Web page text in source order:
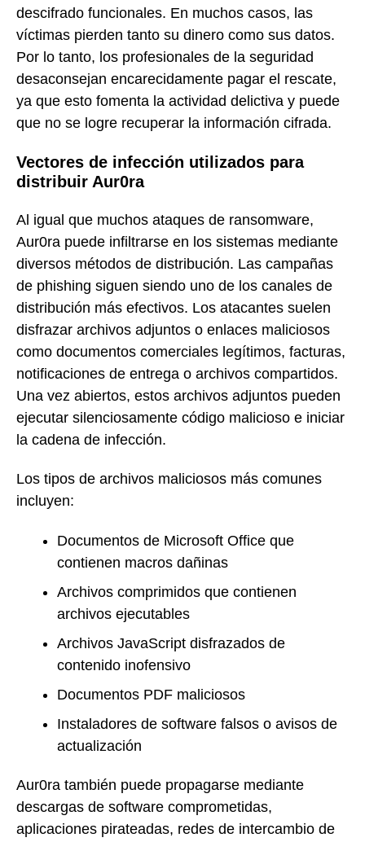
descifrado funcionales. En muchos casos, las
víctimas pierden tanto su dinero como sus datos.
Por lo tanto, los profesionales de la seguridad
desaconsejan encarecidamente pagar el rescate,
ya que esto fomenta la actividad delictiva y puede
que no se logre recuperar la información cifrada.
Vectores de infección utilizados para
distribuir Aur0ra
Al igual que muchos ataques de ransomware,
Aur0ra puede infiltrarse en los sistemas mediante
diversos métodos de distribución. Las campañas
de phishing siguen siendo uno de los canales de
distribución más efectivos. Los atacantes suelen
disfrazar archivos adjuntos o enlaces maliciosos
como documentos comerciales legítimos, facturas,
notificaciones de entrega o archivos compartidos.
Una vez abiertos, estos archivos adjuntos pueden
ejecutar silenciosamente código malicioso e iniciar
la cadena de infección.
Los tipos de archivos maliciosos más comunes
incluyen:
Documentos de Microsoft Office que
contienen macros dañinas
Archivos comprimidos que contienen
archivos ejecutables
Archivos JavaScript disfrazados de
contenido inofensivo
Documentos PDF maliciosos
Instaladores de software falsos o avisos de
actualización
Aur0ra también puede propagarse mediante
descargas de software comprometidas,
aplicaciones pirateadas, redes de intercambio de